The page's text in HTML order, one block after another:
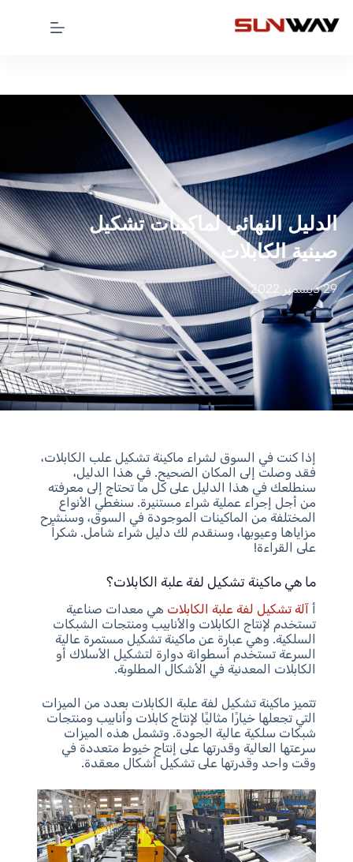
الدليل النهائي لماكينات تشكيل
صينية الكابلات
29 ديسمبر 2022
إذا كنت في السوق لشراء ماكينة تشكيل علب الكابلات،
فقد وصلت إلى المكان الصحيح. في هذا الدليل،
سنطلعك في هذا الدليل على كل ما تحتاج إلى معرفته
من أجل إجراء عملية شراء مستنيرة. سنغطي الأنواع
المختلفة من الماكينات الموجودة في السوق، وسنشرح
مزاياها وعيوبها، وسنقدم لك دليل شراء شامل. شكراً
على القراءة!
ما هي ماكينة تشكيل لفة علبة الكابلات؟
أ آلة تشكيل لفة علبة الكابلات هي معدات صناعية
تستخدم لإنتاج الكابلات والأنابيب ومنتجات الشبكات
السلكية. وهي عبارة عن ماكينة تشكيل مستمرة عالية
السرعة تستخدم أسطوانة دوارة لتشكيل الأسلاك أو
الكابلات المعدنية في الأشكال المطلوبة.
تتميز ماكينة تشكيل لفة علبة الكابلات بعدد من الميزات
التي تجعلها خيارًا مثاليًا لإنتاج كابلات وأنابيب ومنتجات
شبكات سلكية عالية الجودة. وتشمل هذه الميزات
سرعتها العالية وقدرتها على إنتاج خيوط متعددة في
وقت واحد وقدرتها على تشكيل أشكال معقدة.